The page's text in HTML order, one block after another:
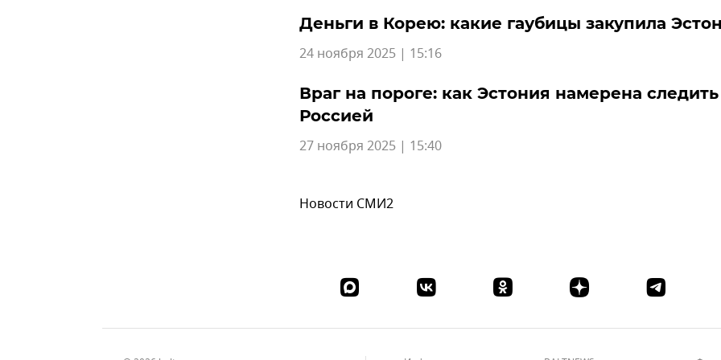
Деньги в Корею: какие гаубицы закупила
24 ноября 2025 | 15:16
Враг на пороге: как Эстония намерена следить
Россией
27 ноября 2025 | 15:40
Новости СМИ2